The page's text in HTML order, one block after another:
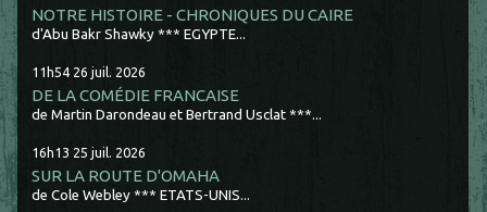
NOTRE HISTOIRE - CHRONIQUES DU CAIRE
d'Abu Bakr Shawky *** EGYPTE...
11h54 26 juil. 2026
DE LA COMÉDIE FRANCAISE
de Martin Darondeau et Bertrand Usclat ***...
16h13 25 juil. 2026
SUR LA ROUTE D'OMAHA
de Cole Webley *** ETATS-UNIS...